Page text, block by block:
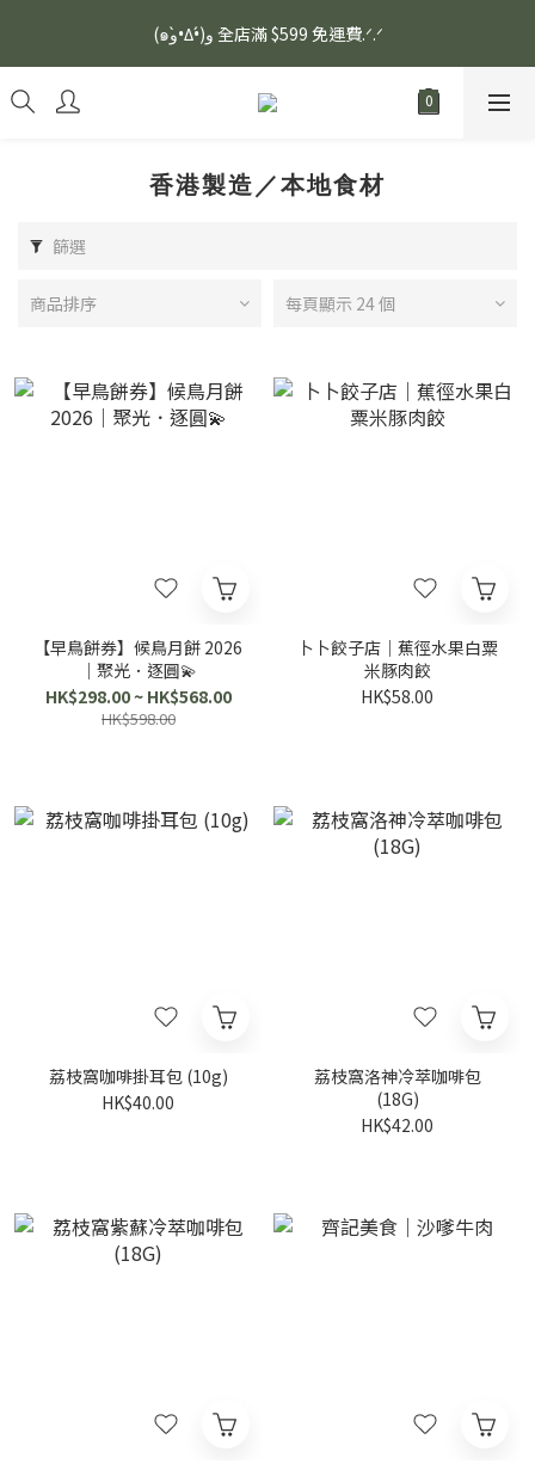
安眠熟睡、穩定血壓、瞓醒精神更集中🌿ASONE GABA TEA 如一
舒眠茶（15入）｜優質養生高山茶
(๑و•̀Δ•́)و 全店滿 $599 免運費.ᐟ.ᐟ
安眠熟睡、穩定血壓、瞓醒精神更集中🌿ASONE GABA TEA 如一
舒眠茶（15入）｜優質養生高山茶
香港製造／本地食材
篩選
商品排序 每頁顯示 24 個
【早鳥餅券】候鳥月餅 2026
｜聚光．逐圓💫
HK$298.00 ~ HK$568.00
HK$598.00
卜卜餃子店｜蕉徑水果白粟
米豚肉餃
HK$58.00
荔枝窩咖啡掛耳包 (10g)
HK$40.00
荔枝窩洛神冷萃咖啡包
(18G)
HK$42.00